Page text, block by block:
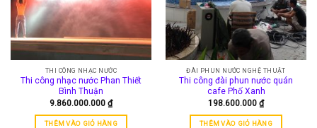
THI CÔNG NHẠC NƯỚC
Thi công nhạc nước Phan Thiết
Bình Thuận
9.860.000.000 ₫
THÊM VÀO GIỎ HÀNG
ĐÀI PHUN NƯỚC NGHỆ THUẬT
Thi công đài phun nước quán
cafe Phố Xanh
198.600.000 ₫
THÊM VÀO GIỎ HÀNG